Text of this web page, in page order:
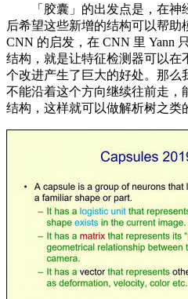
「胶囊」的出发点是，在神
后希望这些新增的结构可以帮助
CNN 的启发，在 CNN 里 Yann
结构，就是让特征检测器可以在
个改进产生了巨大的好处。那么
不能沿着这个方向继续往前走，
结构，这样就可以做解析树之类